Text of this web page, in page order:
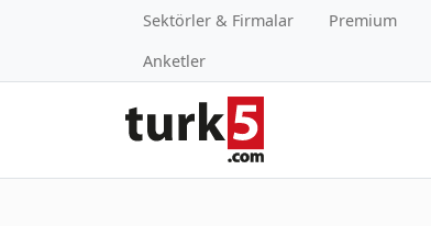
Sektörler & Firmalar Premium
Anketler